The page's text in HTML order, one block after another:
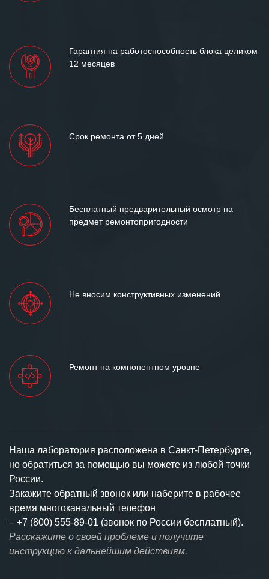
Гарантия на работоспособность блока целиком
12 месяцев
Срок ремонта от 5 дней
Бесплатный предварительный осмотр на
предмет ремонтопригодности
Не вносим конструктивных изменений
Ремонт на компонентном уровне
Наша лаборатория расположена в Санкт-Петербурге,
но обратиться за помощью вы можете из любой точки
России.
Закажите обратный звонок или наберите в рабочее
время многоканальный телефон
– +7 (800) 555-89-01 (звонок по России бесплатный).
Расскажите о своей проблеме и получите
инструкцию к дальнейшим действиям.